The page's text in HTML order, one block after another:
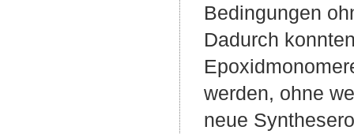
Bedingungen
Dadurch
werden, ohne
neue